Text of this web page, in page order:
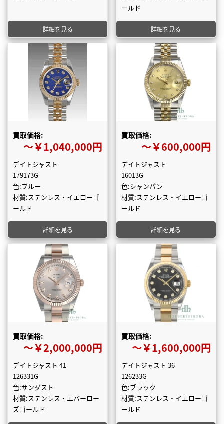
詳細を見る
ールド
詳細を見る
買取価格:
〜￥1,040,000円
デイトジャスト
179173G
色:ブルー
材質:ステンレス・イエローゴ
ールド
詳細を見る
買取価格:
〜￥600,000円
デイトジャスト
16013G
色:シャンパン
材質:ステンレス・イエローゴ
ールド
詳細を見る
買取価格:
〜￥2,000,000円
デイトジャスト 41
126331G
色:サンダスト
材質:ステンレス・エバーロー
ズゴールド
買取価格:
〜￥1,600,000円
デイトジャスト 36
126233G
色:ブラック
材質:ステンレス・イエローゴ
ールド